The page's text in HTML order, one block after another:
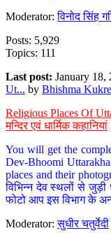
Moderator:विनोद सिंह
Posts: 5,929
Topics: 111
Last post: January 18,
Ut... by Bhishma
Religious Places Of
मन्दिर एवं धार्मिक कहानियां
You will get the
Dev-Bhoomi
places and their
विभिन्न देव स्थलों से जुड़ी
फोटो आप इस विभाग के
Moderator:सुधीर चतुर्वेदी